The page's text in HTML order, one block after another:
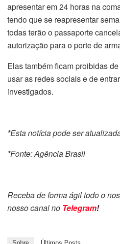
apresentar em 24 horas na
tendo que se reapresentar
todas terão o passaporte
autorização para o porte de
Elas também ficam proibidas
usar as redes sociais e de
investigados.
*Esta notícia pode ser
*Fonte: Agência Brasil
Receba de forma ágil todo o
nosso canal no Telegram!